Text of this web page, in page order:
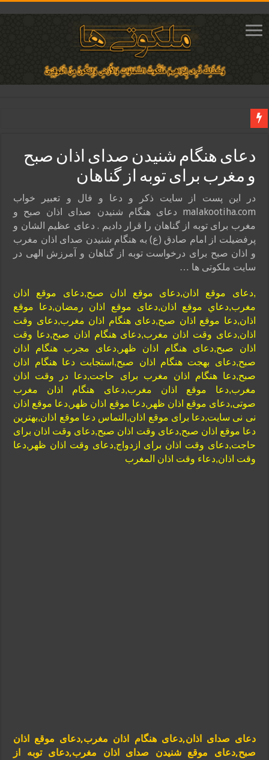
ختم آیات ۲ و ۳ سوره طلاق برای افزایش رزق و روزی | روش ختم، متن آیات و فضیلت
آیات قرآنی برای استجابت دعا و آسان شدن کارها و برآورده شدن حاجت
قویترین ذکر استجابت دعا و حاجت روایی | ذکر اسماء الحسنی برآورده شدن حاجت
دعای افزایش رزق و روزی و ثروتمند شدن | متن دعا و اذکار مجرب
دعای هنگام شنیدن صدای اذان صبح
و مغرب برای توبه از گناهان
در این پست از سایت ذکر و دعا و فال و تعبیر خواب
malakootiha.com دعای هنگام شنیدن صدای اذان صبح و
مغرب برای توبه از گناهان را قرار دادیم . دعای عظیم الشان و
پرفضیلت از امام صادق (ع) به هنگام شنیدن صدای اذان مغرب
و اذان صبح برای درخواست توبه از گناهان و آمرزش الهی در
سایت ملکوتی ها …
,دعای موقع اذان,دعای موقع اذان صبح,دعای موقع اذان
مغرب,دعاي موقع اذان,دعای موقع اذان رمضان,دعا موقع
اذان,دعا موقع اذان صبح,دعای هنگام اذان مغرب,دعای وقت
اذان,دعای وقت اذان مغرب,دعای هنگام اذان صبح,دعا وقت
اذان صبح,دعای هنگام اذان ظهر,دعای مجرب هنگام اذان
صبح,دعای بهجت هنگام اذان صبح,استجابت دعا هنگام اذان
صبح,دعا هنگام اذان مغرب برای حاجت,دعا در وقت اذان
مغرب,دعا موقع اذان مغرب,دعای هنگام اذان مغرب
صوتی,دعای موقع اذان ظهر,دعا موقع اذان ظهر,دعا موقع اذان
نی نی سایت,دعا برای موقع اذان,التماس دعا موقع اذان,بهترین
دعا موقع اذان صبح,دعای وقت اذان صبح,دعای وقت اذان برای
حاجت,دعای وقت اذان برای ازدواج,دعای وقت اذان ظهر,دعا
وقت اذان,دعاء وقت اذان المغرب
دعای صدای اذان,دعای هنگام اذان مغرب,دعای موقع اذان
صبح,دعای موقع شنیدن صدای اذان مغرب,دعای توبه از